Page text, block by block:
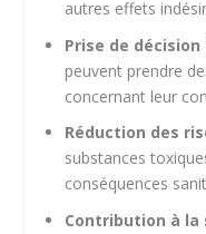
autres effets
Prise de
peuvent prendre
concernant leur
Réduction des
substances
conséquences
Contribution à la